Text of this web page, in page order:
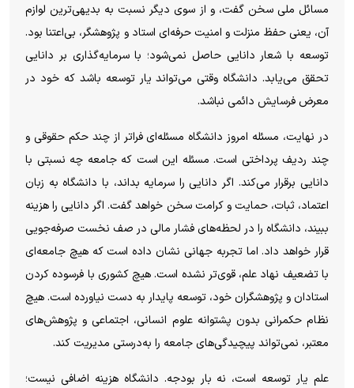
مسائل ملی سخن گفت، و از سوی دیگر نسبت به بدیهی‌ترین لوازم
آن، یعنی حفظ منزلت و امنیت حرفه‌ای استاد و پژوهشگر، بی‌اعتنا بود.
توسعه با شعار دانایی حاصل نمی‌شود؛ با سرمایه‌گذاری بر دانایی
تحقق می‌یابد. دانشگاه وقتی می‌تواند یار توسعه باشد که خود در
معرض فرسایش دائمی نباشد.
در نهایت، مسئله امروز دانشگاه مسئله‌ای فراتر از چند حکم حقوقی و
چند ردیف پرداختی است. مسئله این است که جامعه چه نسبتی با
دانایی برقرار می‌کند. اگر دانایی را سرمایه بداند، با دانشگاه به زبان
اعتماد، ثبات، حمایت و کرامت سخن خواهد گفت. اگر دانایی را هزینه
ببیند، دانشگاه را در لحظه‌های فشار مالی در صف نخست صرفه‌جویی
قرار خواهد داد. اما تجربه جهانی نشان داده است که هیچ جامعه‌ای
با تضعیف نهاد علم، قوی‌تر نشده است. هیچ کشوری با فرسوده کردن
استادان و پژوهشگران خود، توسعه پایدار به دست نیاورده است. هیچ
نظام حکمرانی بدون پشتوانه علوم انسانی، اجتماعی و پژوهش‌های
معتبر، نمی‌تواند پیچیدگی‌های جامعه را به‌درستی مدیریت کند.
علم یار توسعه است، نه بار بودجه. دانشگاه هزینه اضافی نیست؛